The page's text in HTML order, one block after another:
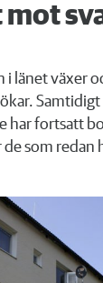
i länet växer
Samtidigt
har fortsatt
som redan